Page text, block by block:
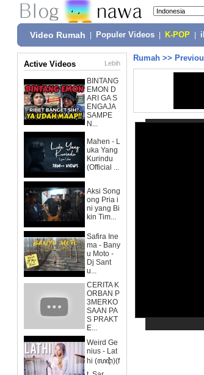
Video Rumah Populer Videos K-POP
Active Videos Lebih
BINTANG
EMON D
ARI GA S
ENGAJA
SAMPE
N...
Mahen - L
uka Yang
Kurindu
(Official ...
Aksi Song
ong Pria i
ni yang Bi
kin Tim...
Safira Ine
ma - Bany
u Moto -
Dj Sant
u...
CERITA K
ORBAN P
3MERKO
SAAN PA
S PRAKT
E...
Weird Ge
nius - Lat
hi (ꦭꦛꦶ)(f
Rumah >>